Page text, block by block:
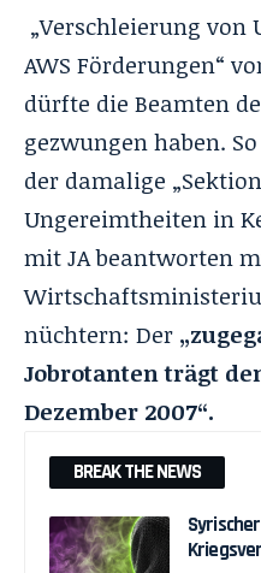
„Verschleierung
AWS Förderungen“
dürfte die Beamten
gezwungen haben.
der damalige
Ungereimtheiten in
mit JA beantworten
nüchtern: Der
Jobrotanten trägt
Dezember 2007“.
BREAK THE NEWS